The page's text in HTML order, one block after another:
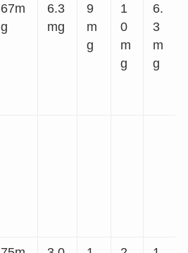
67m
g
6.3
mg
9
m
g
1
0
m
g
6.
3
m
g